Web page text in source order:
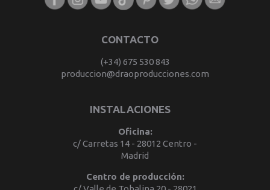
CONTACTO
(+34) 675 530 843
produccion@draoproducciones.com
INSTALACIONES
Oficina:
c/ Carretas 14 - 28012 Centro -
Madrid
Centro de producción: